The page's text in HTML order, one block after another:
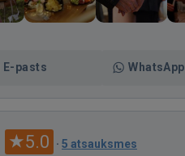
E-pasts WhatsApp
5.0 · 5 atsauksmes